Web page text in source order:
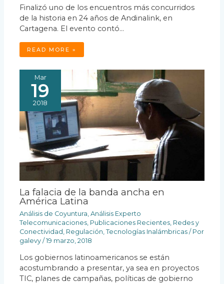
Finalizó uno de los encuentros más concurridos
de la historia en 24 años de Andinalink, en
Cartagena. El evento contó…
READ MORE »
Mar
19
2018
La falacia de la banda ancha en
América Latina
Análisis de Coyuntura ,Análisis Experto
Telecomunicaciones Publicaciones Recientes Redes y
Conectividad Regulación ,Tecnologías Inalámbricas / Por
galevy/19 marzo, 2018
Los gobiernos latinoamericanos se están
acostumbrando a presentar, ya sea en proyectos
TIC, planes de campañas, políticas de gobierno